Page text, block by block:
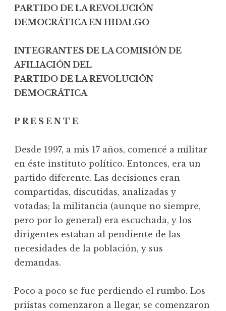
PARTIDO DE LA REVOLUCIÓN
DEMOCRÁTICA EN HIDALGO
INTEGRANTES DE LA COMISIÓN DE
AFILIACIÓN DEL
PARTIDO DE LA REVOLUCIÓN
DEMOCRÁTICA
P R E S E N T E
Desde 1997, a mis 17 años, comencé a militar
en éste instituto político. Entonces, era un
partido diferente. Las decisiones eran
compartidas, discutidas, analizadas y
votadas; la militancia (aunque no siempre,
pero por lo general) era escuchada, y los
dirigentes estaban al pendiente de las
necesidades de la población, y sus
demandas.
Poco a poco se fue perdiendo el rumbo. Los
priístas comenzaron a llegar, se comenzaron